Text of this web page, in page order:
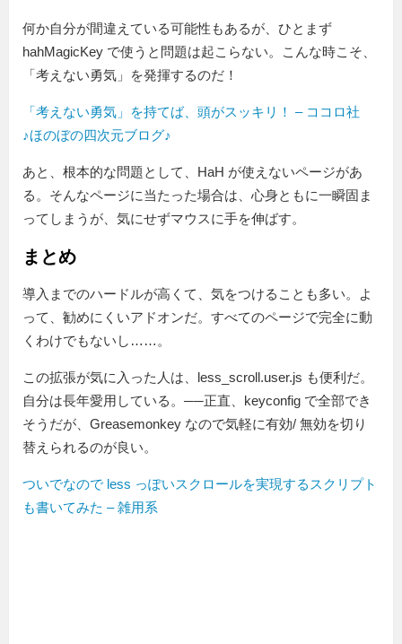
何か自分が間違えている可能性もあるが、ひとまず
hahMagicKey で使うと問題は起こらない。こんな時こそ、
「考えない勇気」を発揮するのだ！
「考えない勇気」を持てば、頭がスッキリ！ – ココロ社
♪ほのぼの四次元ブログ♪
あと、根本的な問題として、HaH が使えないページがあ
る。そんなページに当たった場合は、心身ともに一瞬固ま
ってしまうが、気にせずマウスに手を伸ばす。
まとめ
導入までのハードルが高くて、気をつけることも多い。よ
って、勧めにくいアドオンだ。すべてのページで完全に動
くわけでもないし……。
この拡張が気に入った人は、less_scroll.user.js も便利だ。
自分は長年愛用している。──正直、keyconfig で全部でき
そうだが、Greasemonkey なので気軽に有効/ 無効を切り
替えられるのが良い。
ついでなので less っぽいスクロールを実現するスクリプト
も書いてみた – 雑用系